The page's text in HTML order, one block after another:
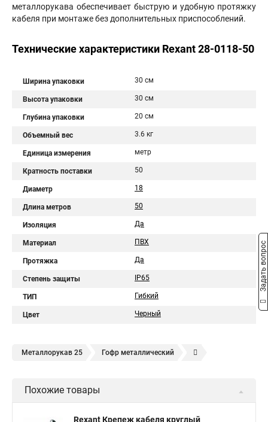
металлорукава обеспечивает быструю и удобную протяжку
кабеля при монтаже без дополнительных приспособлений.
Технические характеристики Rexant 28-0118-50
Ширина упаковки 30 см
Высота упаковки 30 см
Глубина упаковки 20 см
Объемный вес 3.6 кг
Единица измерения метр
Кратность поставки 50
Диаметр 18
Длина метров 50
Изоляция Да
Материал ПВХ
Протяжка Да
Степень защиты IP65
ТИП Гибкий
Цвет Черный
Металлорукав 25 Гофр металлический
Металлорукав в изоляции
Похожие товары
Rexant Крепеж кабеля круглый
Задать вопрос